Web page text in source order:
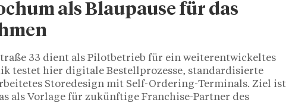
als Blaupause für das
33 dient als Pilotbetrieb für ein weiterentwickeltes
testet hier digitale Bestellprozesse, standardisierte
Storedesign mit Self-Ordering-Terminals. Ziel ist
als Vorlage für zukünftige Franchise-Partner des